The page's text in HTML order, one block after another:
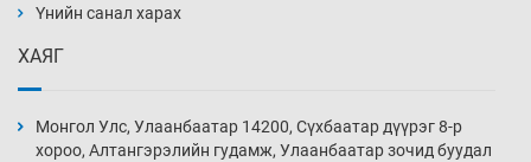
нэмэгджээ
13 цаг 28 мин
Үнийн санал харах
ХАЯГ
Монгол Улс, Улаанбаатар 14200, Сүхбаатар дүүрэг 8-р
хороо, Алтангэрэлийн гудамж, Улаанбаатар зочид буудал